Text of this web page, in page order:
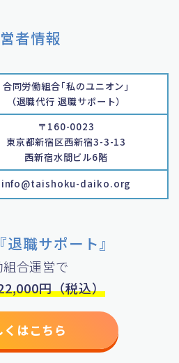
者情報
合同労働組合｢私のユニオン｣
（退職代行 退職サポート）
〒160-0023
東京都新宿区西新宿3-3-13
西新宿水間ビル6階
info@taishoku-daiko.org
職サポート』
組合運営で
円（税込）
くはこちら